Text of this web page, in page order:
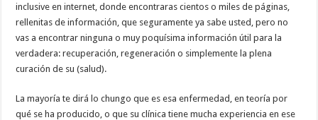
inclusive en internet, donde encontraras cientos o miles de páginas,
rellenitas de información, que seguramente ya sabe usted, pero no
vas a encontrar ninguna o muy poquísima información útil para la
verdadera: recuperación, regeneración o simplemente la plena
curación de su (salud).
La mayoría te dirá lo chungo que es esa enfermedad, en teoría por
qué se ha producido, o que su clínica tiene mucha experiencia en ese